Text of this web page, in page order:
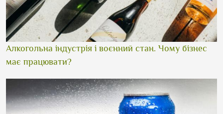
Алкогольна індустрія і воєнний стан. Чому бізнес
має працювати?